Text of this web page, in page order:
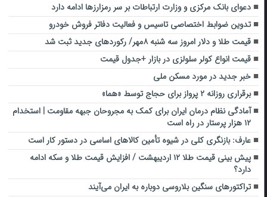
دعوای بانک مرکزی و وزارت ارتباطات بر سر رمزارزها ادامه دارد
تدوین ضوابط اختصاصی تاسیس و فعالیت دفاتر فروش خودرو
قیمت طلا و دلار امروز سه شنبه ۸مهر/ رکوردهای جدید ثبت شد
قیمت انواع کولر سلولزی در بازار +جدول قیمت
خبر جدید در مورد مسکن ملی
برقراری روزانه ۲ پرواز برای حجاج توسط «هما»
آمادگی نظام درمان ایران برای کمک به مجروحان جبهه مقاومت | استخدام
۱۲ هزار پرستار در راه است
عارف: بازنگری کلی در شیوه تأمین کالاهای اساسی در دستور کار است
پیش بینی قیمت طلا ۱۲ اردیبهشت / افزایش قیمت طلا و سکه ادامه
دارد؟
تراکتور‌های سنگین بلاروسی دوباره به ایران می‌آیند